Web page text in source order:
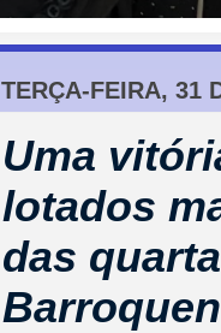
TERÇA-FEIRA, 31
Uma
lotados
das